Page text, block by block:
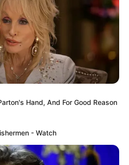
Hand, And For Good Reason
- Watch